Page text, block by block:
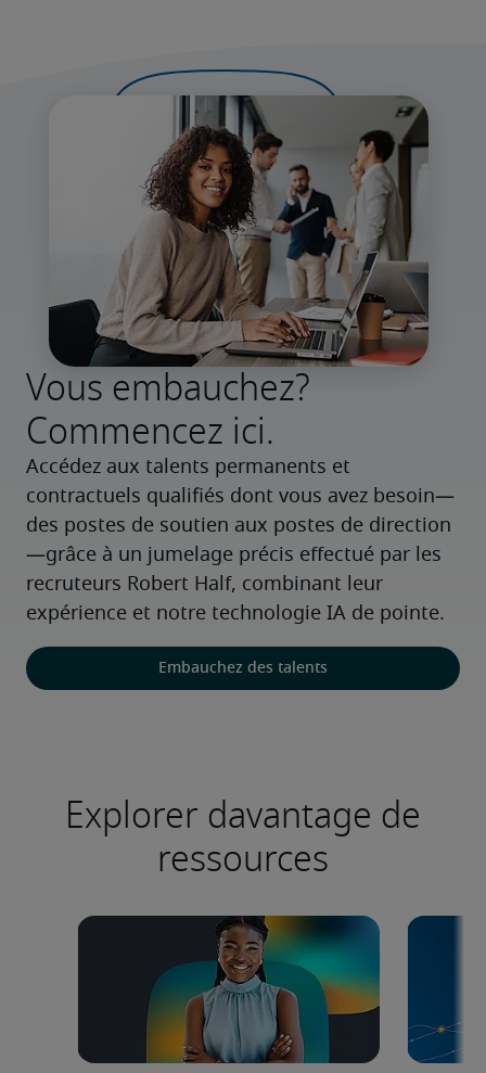
Vous embauchez?
Commencez ici.
Accédez aux talents permanents et
contractuels qualifiés dont vous avez besoin—
des postes de soutien aux postes de direction
—grâce à un jumelage précis effectué par les
recruteurs Robert Half, combinant leur
expérience et notre technologie IA de pointe.
Embauchez des talents
Explorer davantage de
ressources